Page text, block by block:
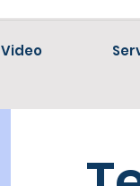
Video